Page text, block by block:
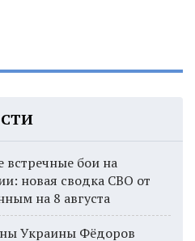
бои на
новая сводка СВО от
на 8 августа
Украины Фёдоров